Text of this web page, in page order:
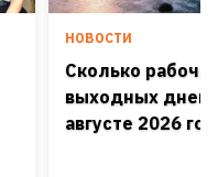
НОВОСТИ
Сколько
выходных дней
августе 2026